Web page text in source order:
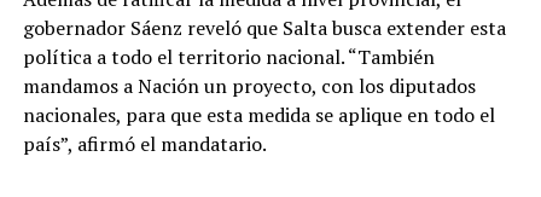
gobernador Sáenz reveló que Salta busca extender esta
política a todo el territorio nacional. “También
mandamos a Nación un proyecto, con los diputados
nacionales, para que esta medida se aplique en todo el
país”, afirmó el mandatario.